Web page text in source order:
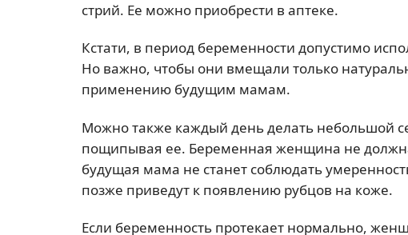
стрий. Ее можно приобрести в аптеке.
Кстати, в период беременности допустимо
Но важно, чтобы они вмещали только
применению будущим мамам.
Можно также каждый день делать небольшой
пощипывая ее. Беременная женщина не
будущая мама не станет соблюдать
позже приведут к появлению рубцов на коже.
Если беременность протекает нормально,